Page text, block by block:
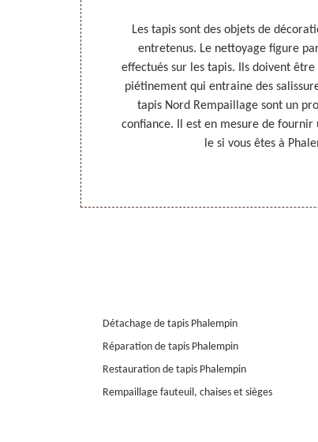
Les tapis sont des objets de
entretenus. Le nettoyage figure
effectués sur les tapis. Ils doivent
piétinement qui entraine des
tapis Nord Rempaillage sont un
confiance. Il est en mesure de
le si vous êtes à
Détachage de tapis Phalempin
Réparation de tapis Phalempin
Restauration de tapis Phalempin
Rempaillage fauteuil, chaises et sièges